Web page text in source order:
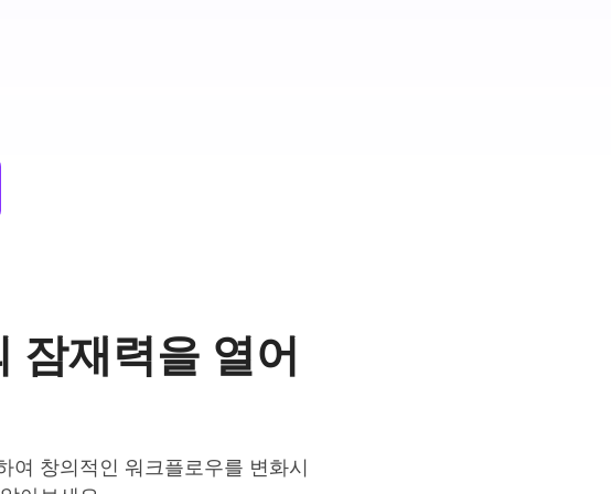
잠재력을 열어
여 창의적인 워크플로우를 변화시